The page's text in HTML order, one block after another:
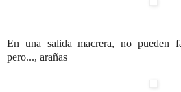
En una salida macrera, no pueden
pero..., arañas